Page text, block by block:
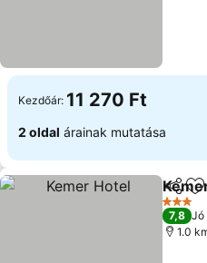
Kezdőár: 11 270 Ft
2 oldal árainak mutatása
3
7,8 Jó
1.0